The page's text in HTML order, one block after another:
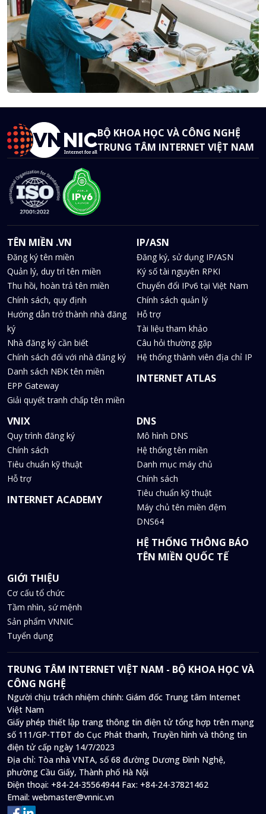
BỘ KHOA HỌC VÀ CÔNG NGHỆ
TRUNG TÂM INTERNET VIỆT NAM
TÊN MIỀN .VN
Đăng ký tên miền
Quản lý, duy trì tên miền
Thu hồi, hoàn trả tên miền
Chính sách, quy định
Hướng dẫn trở thành nhà đăng
ký
Nhà đăng ký cần biết
Chính sách đối với nhà đăng ký
Danh sách NĐK tên miền
EPP Gateway
Giải quyết tranh chấp tên miền
IP/ASN
Đăng ký, sử dụng IP/ASN
Ký số tài nguyên RPKI
Chuyển đổi IPv6 tại Việt Nam
Chính sách quản lý
Hỗ trợ
Tài liệu tham khảo
Câu hỏi thường gặp
Hệ thống thành viên địa chỉ IP
INTERNET ATLAS
VNIX
Quy trình đăng ký
Chính sách
Tiêu chuẩn kỹ thuật
Hỗ trợ
INTERNET ACADEMY
DNS
Mô hình DNS
Hệ thống tên miền
Danh mục máy chủ
Chính sách
Tiêu chuẩn kỹ thuật
Máy chủ tên miền đệm
DNS64
HỆ THỐNG THÔNG BÁO
TÊN MIỀN QUỐC TẾ
GIỚI THIỆU
Cơ cấu tổ chức
Tầm nhìn, sứ mệnh
Sản phẩm VNNIC
Tuyển dụng
TRUNG TÂM INTERNET VIỆT NAM - BỘ KHOA HỌC VÀ
CÔNG NGHỆ
Người chịu trách nhiệm chính: Giám đốc Trung tâm Internet
Việt Nam
Giấy phép thiết lập trang thông tin điện tử tổng hợp trên mạng
số 111/GP-TTĐT do Cục Phát thanh, Truyền hình và thông tin
điện tử cấp ngày 14/7/2023
Địa chỉ: Tòa nhà VNTA, số 68 đường Dương Đình Nghệ,
phường Cầu Giấy, Thành phố Hà Nội
Điện thoại: +84-24-35564944 Fax: +84-24-37821462
Email: webmaster@vnnic.vn